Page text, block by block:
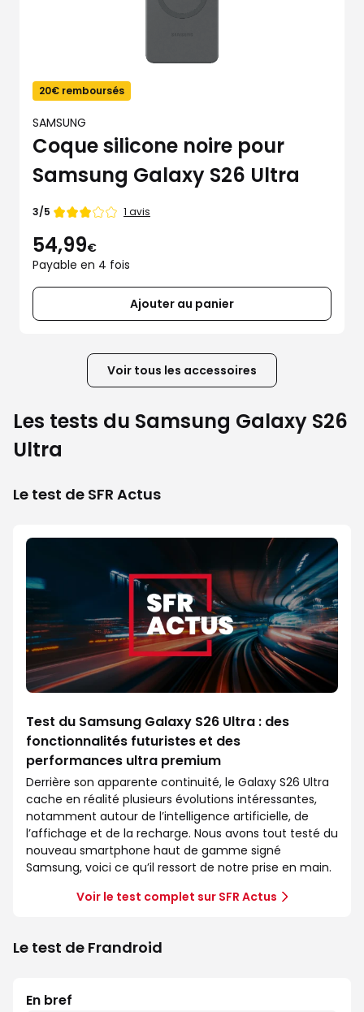
20€ remboursés
SAMSUNG
Coque silicone noire pour
Samsung Galaxy S26 Ultra
Note
3/5 1 avis
54,99€
Payable en 4 fois
Ajouter au panier
Voir tous les accessoires
Les tests du Samsung Galaxy S26
Ultra
Le test de SFR Actus
Test du Samsung Galaxy S26 Ultra : des
fonctionnalités futuristes et des
performances ultra premium
Derrière son apparente continuité, le Galaxy S26 Ultra
cache en réalité plusieurs évolutions intéressantes,
notamment autour de l’intelligence artificielle, de
l’affichage et de la recharge. Nous avons tout testé du
nouveau smartphone haut de gamme signé
Samsung, voici ce qu’il ressort de notre prise en main.
Voir le test complet sur SFR Actus
Le test de Frandroid
En bref